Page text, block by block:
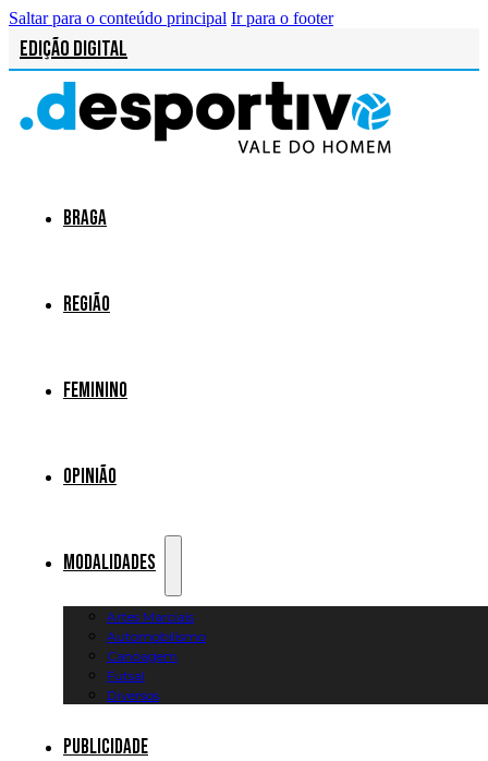
Saltar para o conteúdo principal Ir para o footer
Edição Digital
Braga
Região
Feminino
Opinião
Modalidades
Artes Marciais
Automobilismo
Canoagem
Futsal
Diversos
Publicidade